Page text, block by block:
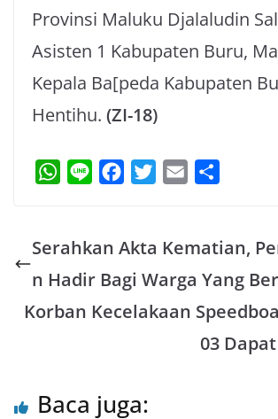
Provinsi Maluku Djalaludin
Asisten 1 Kabupaten Buru,
Kepala Ba[peda Kabupaten
Hentihu. (ZI-18)
W
t
p
e
e
o
o
t
r
i
r
Serahkan Akta Kematian,
n Hadir Bagi Warga Yang
Korban Kecelakaan
03
Baca juga: